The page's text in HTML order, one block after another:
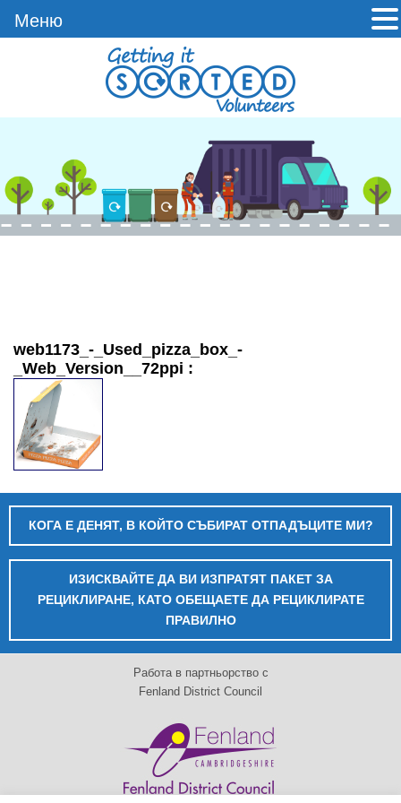
web1173_-_Used_pizza_box_-
_Web_Version__72ppi :
КОГА Е ДЕНЯТ, В КОЙТО СЪБИРАТ ОТПАДЪЦИТЕ МИ?
ИЗИСКВАЙТЕ ДА ВИ ИЗПРАТЯТ ПАКЕТ ЗА
РЕЦИКЛИРАНЕ, КАТО ОБЕЩАЕТЕ ДА РЕЦИКЛИРАТЕ
ПРАВИЛНО
Работа в партньорство с
Fenland District Council
Меню